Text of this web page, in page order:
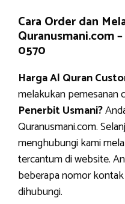
Cara Order dan
Quranusmani.com –
0570
Harga Al Quran
melakukan pemesanan
Penerbit Usmani?
Quranusmani.com.
menghubungi kami
tercantum di website.
beberapa nomor
dihubungi.